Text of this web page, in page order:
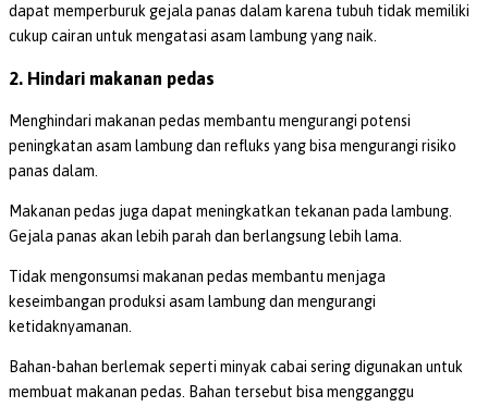
dapat memperburuk gejala panas dalam karena tubuh tidak memiliki
cukup cairan untuk mengatasi asam lambung yang naik.
2. Hindari makanan pedas
Menghindari makanan pedas membantu mengurangi potensi
peningkatan asam lambung dan refluks yang bisa mengurangi risiko
panas dalam.
Makanan pedas juga dapat meningkatkan tekanan pada lambung.
Gejala panas akan lebih parah dan berlangsung lebih lama.
Tidak mengonsumsi makanan pedas membantu menjaga
keseimbangan produksi asam lambung dan mengurangi
ketidaknyamanan.
Bahan-bahan berlemak seperti minyak cabai sering digunakan untuk
membuat makanan pedas. Bahan tersebut bisa mengganggu